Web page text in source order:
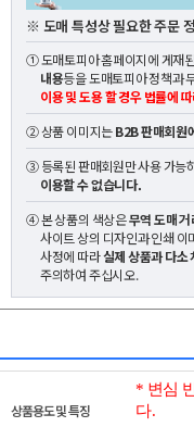
※ 도매 특성상 필요한 주문
① 도매토피아 홈페이지에 게재된
내용등을 도매토피아 정책과
이용 및 도용 할 경우 법률에
② 상품 이미지는B2B 판매회원
③ 등록된 판매회원만 사용 가능
이용할 수 없습니다.
④ 본 상품의 색상은무역 도매
사이트 상의 디자인과 인쇄 이
사정에 따라실제 상품과 다소
주의하여 주십시오.
상품용도 및 특징
* 변심
다.